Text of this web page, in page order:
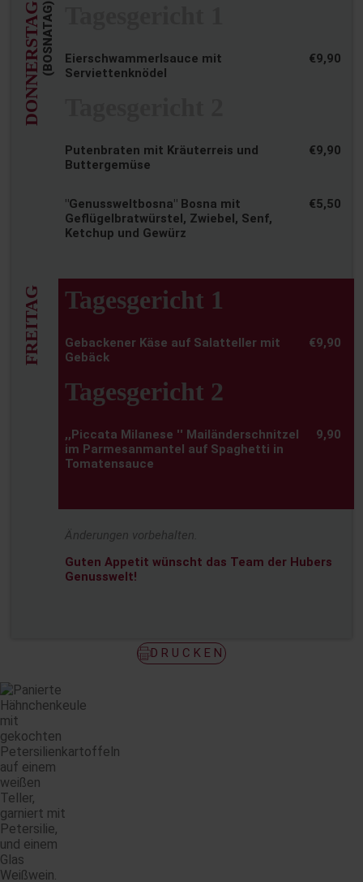
DONNERSTAG(BOSNATAG)
Eierschwammerlsauce mit
Serviettenknödel
€9,90
Putenbraten mit Kräuterreis und
Buttergemüse
€9,90
"Genussweltbosna" Bosna mit
Geflügelbratwürstel, Zwiebel, Senf,
Ketchup und Gewürz
€5,50
FREITAG Tagesgericht 1
Gebackener Käse auf Salatteller mit
Gebäck
€9,90
Tagesgericht 2
,,Piccata Milanese '' Mailänderschnitzel
im Parmesanmantel auf Spaghetti in
Tomatensauce
9,90
Änderungen vorbehalten.
Guten Appetit wünscht das Team der Hubers
Genusswelt!
DRUCKEN